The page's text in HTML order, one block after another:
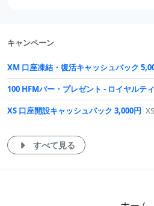
キャンペーン
XM 口座凍結・復活キャッシュバック
100 HFMバー・プレゼント - ロイヤルテ
XS 口座開設キャッシュバック 3,000円 XS
すべて見る